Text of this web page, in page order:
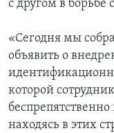
с другом в борьбе
«Сегодня мы
объявить о
которой
находясь в этих